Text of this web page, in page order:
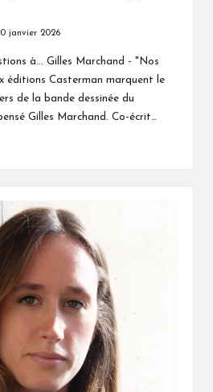
janvier 2026
à... Gilles Marchand - "Nos
éditions Casterman marquent le
de la bande dessinée du
Gilles Marchand. Co-écrit…